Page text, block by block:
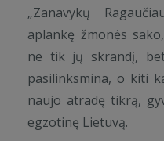
„Zanavykų
aplankę žmonės
ne tik jų skrandį,
pasilinksmina, o kiti
naujo atradę tikrą,
egzotinę Lietuvą.